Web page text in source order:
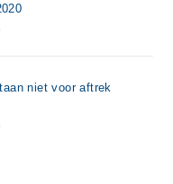
niet voor aftrek